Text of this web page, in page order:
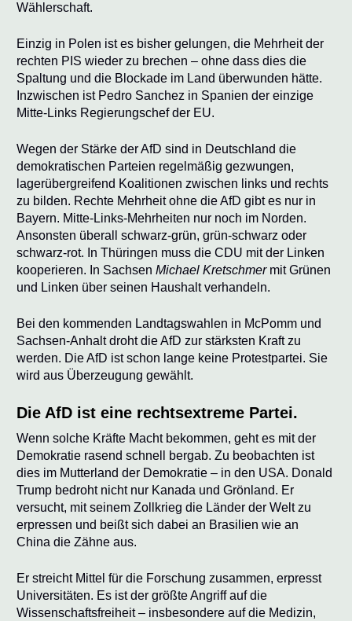
Wählerschaft.
Einzig in Polen ist es bisher gelungen, die Mehrheit der
rechten PIS wieder zu brechen – ohne dass dies die
Spaltung und die Blockade im Land überwunden hätte.
Inzwischen ist Pedro Sanchez in Spanien der einzige
Mitte-Links Regierungschef der EU.
Wegen der Stärke der AfD sind in Deutschland die
demokratischen Parteien regelmäßig gezwungen,
lagerübergreifend Koalitionen zwischen links und rechts
zu bilden. Rechte Mehrheit ohne die AfD gibt es nur in
Bayern. Mitte-Links-Mehrheiten nur noch im Norden.
Ansonsten überall schwarz-grün, grün-schwarz oder
schwarz-rot. In Thüringen muss die CDU mit der Linken
kooperieren. In SachsenMichael Kretschmer mit Grünen
und Linken über seinen Haushalt verhandeln.
Bei den kommenden Landtagswahlen in McPomm und
Sachsen-Anhalt droht die AfD zur stärksten Kraft zu
werden. Die AfD ist schon lange keine Protestpartei. Sie
wird aus Überzeugung gewählt.
Die AfD ist eine rechtsextreme Partei.
Wenn solche Kräfte Macht bekommen, geht es mit der
Demokratie rasend schnell bergab. Zu beobachten ist
dies im Mutterland der Demokratie – in den USA. Donald
Trump bedroht nicht nur Kanada und Grönland. Er
versucht, mit seinem Zollkrieg die Länder der Welt zu
erpressen und beißt sich dabei an Brasilien wie an
China die Zähne aus.
Er streicht Mittel für die Forschung zusammen, erpresst
Universitäten. Es ist der größte Angriff auf die
Wissenschaftsfreiheit – insbesondere auf die Medizin,